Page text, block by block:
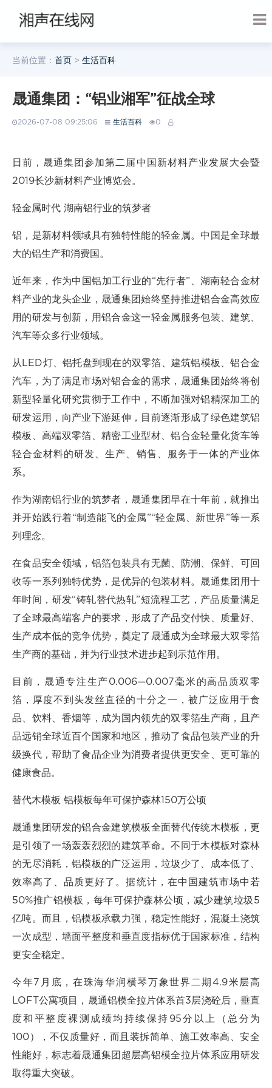
当前位置： 首页 > 生活百科
晟通集团：“铝业湘军”征战全球
2026-07-08 09:25:06 生活百科 0
日前，晟通集团参加第二届中国新材料产业发展大会暨
2019长沙新材料产业博览会。
轻金属时代 湖南铝行业的筑梦者
铝，是新材料领域具有独特性能的轻金属。中国是全球最
大的铝生产和消费国。
近年来，作为中国铝加工行业的“先行者”、湖南轻合金材
料产业的龙头企业，晟通集团始终坚持推进铝合金高效应
用的研发与创新，用铝合金这一轻金属服务包装、建筑、
汽车等众多行业领域。
从LED灯、铝托盘到现在的双零箔、建筑铝模板、铝合金
汽车，为了满足市场对铝合金的需求，晟通集团始终将创
新型轻量化研究贯彻于工作中，不断加强对铝精深加工的
研发运用，向产业下游延伸，目前逐渐形成了绿色建筑铝
模板、高端双零箔、精密工业型材、铝合金轻量化货车等
轻合金材料的研发、生产、销售、服务于一体的产业体
系。
作为湖南铝行业的筑梦者，晟通集团早在十年前，就推出
并开始践行着“制造能飞的金属”“轻金属、新世界”等一系
列理念。
在食品安全领域，铝箔包装具有无菌、防潮、保鲜、可回
收等一系列独特优势，是优异的包装材料。晟通集团用十
年时间，研发“铸轧替代热轧”短流程工艺，产品质量满足
了全球最高端客户的要求，形成了产品交付快、质量好、
生产成本低的竞争优势，奠定了晟通成为全球最大双零箔
生产商的基础，并为行业技术进步起到示范作用。
目前，晟通专注生产0.006—0.007毫米的高品质双零
箔，厚度不到头发丝直径的十分之一，被广泛应用于食
品、饮料、香烟等，成为国内领先的双零箔生产商，且产
品远销全球近百个国家和地区，推动了食品包装产业的升
级换代，帮助了食品企业为消费者提供更安全、更可靠的
健康食品。
替代木模板 铝模板每年可保护森林150万公顷
晟通集团研发的铝合金建筑模板全面替代传统木模板，更
是引领了一场轰轰烈烈的建筑革命。不同于木模板对森林
的无尽消耗，铝模板的广泛运用，垃圾少了、成本低了、
效率高了、品质更好了。据统计，在中国建筑市场中若
50%推广铝模板，每年可保护森林公顷，减少建筑垃圾5
亿吨。而且，铝模板承载力强，稳定性能好，混凝土浇筑
一次成型，墙面平整度和垂直度指标优于国家标准，结构
更安全稳定。
今年7月底，在珠海华润横琴万象世界二期4.9米层高
LOFT公寓项目，晟通铝模全拉片体系首3层浇砼后，垂直
度和平整度裸测成绩均持续保持95分以上（总分为
100），不仅质量好，而且装拆简单、施工效率高、安全
性能好，标志着晟通集团超层高铝模全拉片体系应用研发
取得重大突破。